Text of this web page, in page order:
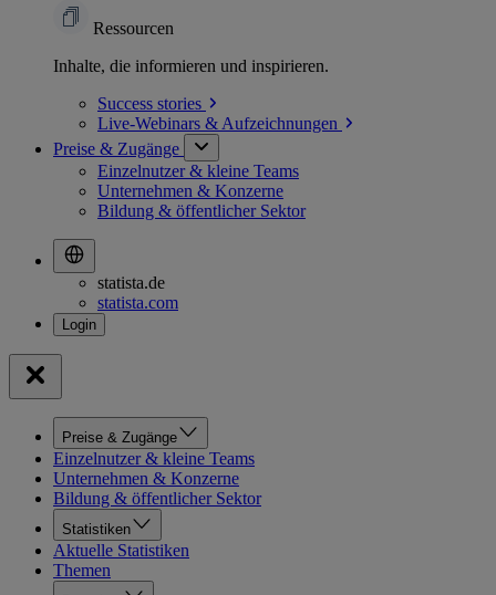
Ressourcen
Inhalte, die informieren und inspirieren.
Success stories
Live-Webinars & Aufzeichnungen
Preise & Zugänge
Einzelnutzer & kleine Teams
Unternehmen & Konzerne
Bildung & öffentlicher Sektor
statista.de
statista.com
Preise & Zugänge
Einzelnutzer & kleine Teams
Unternehmen & Konzerne
Bildung & öffentlicher Sektor
Statistiken
Aktuelle Statistiken
Themen